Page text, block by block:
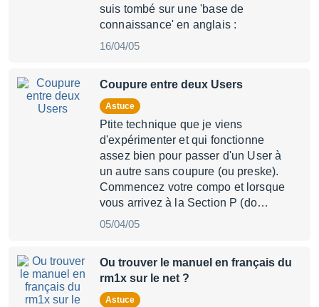
suis tombé sur une 'base de
connaissance' en anglais :
16/04/05
Coupure entre deux Users
Astuce
Ptite technique que je viens
d'expérimenter et qui fonctionne
assez bien pour passer d'un User à
un autre sans coupure (ou preske).
Commencez votre compo et lorsque
vous arrivez à la Section P (do…
05/04/05
Ou trouver le manuel en français du
rm1x sur le net ?
Astuce